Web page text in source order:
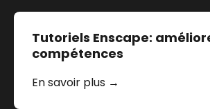
Tutoriels Enscape:
compétences
En savoir plus →